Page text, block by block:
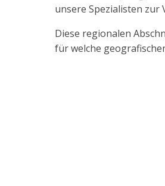
unsere Spezialisten zur
Diese regionalen
für welche